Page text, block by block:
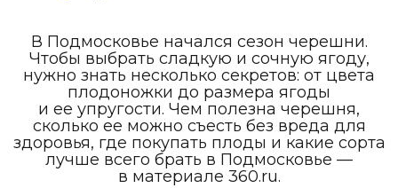
В Подмосковье начался сезон черешни.
Чтобы выбрать сладкую и сочную ягоду,
нужно знать несколько секретов: от цвета
плодоножки до размера ягоды
и ее упругости. Чем полезна черешня,
сколько ее можно съесть без вреда для
здоровья, где покупать плоды и какие сорта
лучше всего брать в Подмосковье —
в материале 360.ru.